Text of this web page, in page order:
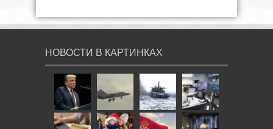
НОВОСТИ В КАРТИНКАХ